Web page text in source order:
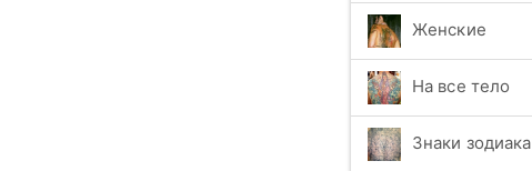
Женские
На все тело
Знаки зодиака